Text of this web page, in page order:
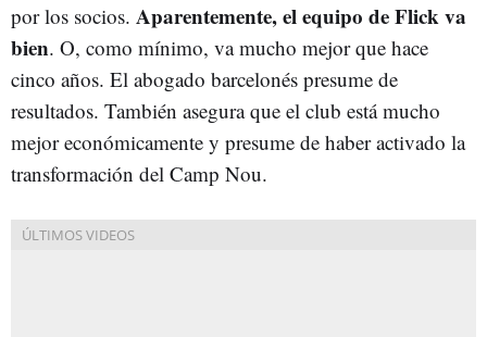
por los socios. Aparentemente, el equipo de Flick va
bien. O, como mínimo, va mucho mejor que hace
cinco años. El abogado barcelonés presume de
resultados. También asegura que el club está mucho
mejor económicamente y presume de haber activado la
transformación del Camp Nou.